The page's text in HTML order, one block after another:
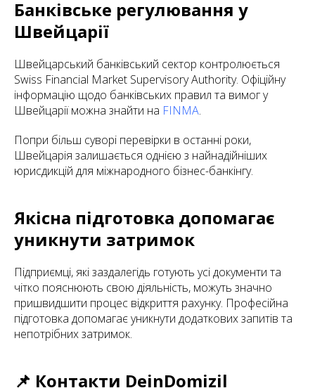
Банківське регулювання у
Швейцарії
Швейцарський банківський сектор контролюється
Swiss Financial Market Supervisory Authority. Офіційну
інформацію щодо банківських правил та вимог у
Швейцарії можна знайти на FINMA.
Попри більш суворі перевірки в останні роки,
Швейцарія залишається однією з найнадійніших
юрисдикцій для міжнародного бізнес-банкінгу.
Якісна підготовка допомагає
уникнути затримок
Підприємці, які заздалегідь готують усі документи та
чітко пояснюють свою діяльність, можуть значно
пришвидшити процес відкриття рахунку. Професійна
підготовка допомагає уникнути додаткових запитів та
непотрібних затримок.
📌 Контакти DeinDomizil